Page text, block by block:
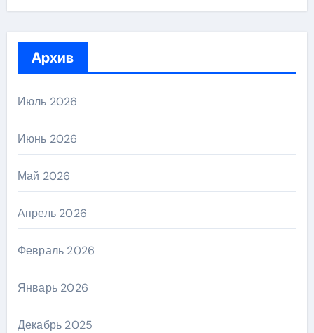
Архив
Июль 2026
Июнь 2026
Май 2026
Апрель 2026
Февраль 2026
Январь 2026
Декабрь 2025